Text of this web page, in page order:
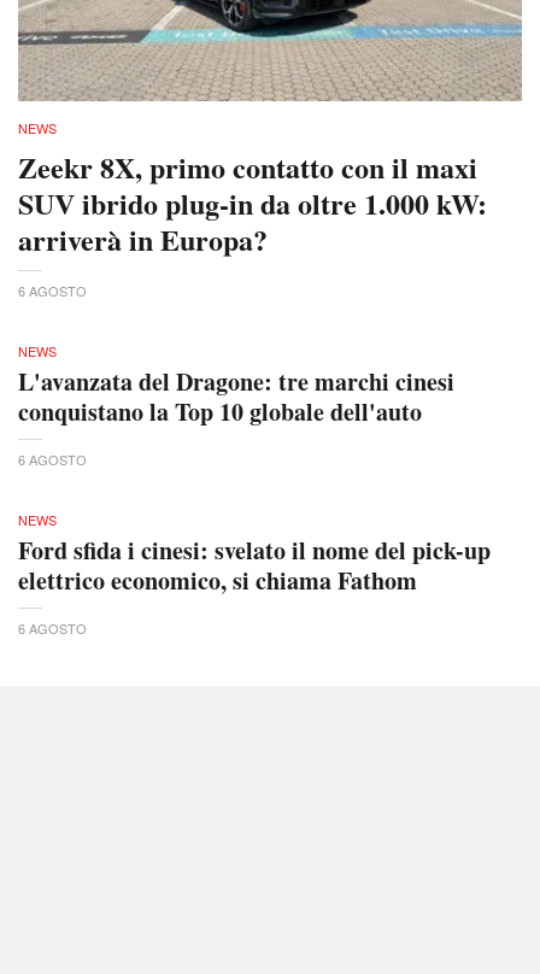
NEWS
Zeekr 8X, primo contatto con il maxi
SUV ibrido plug-in da oltre 1.000 kW:
arriverà in Europa?
6 AGOSTO
NEWS
L'avanzata del Dragone: tre marchi cinesi
conquistano la Top 10 globale dell'auto
6 AGOSTO
NEWS
Ford sfida i cinesi: svelato il nome del pick-up
elettrico economico, si chiama Fathom
6 AGOSTO